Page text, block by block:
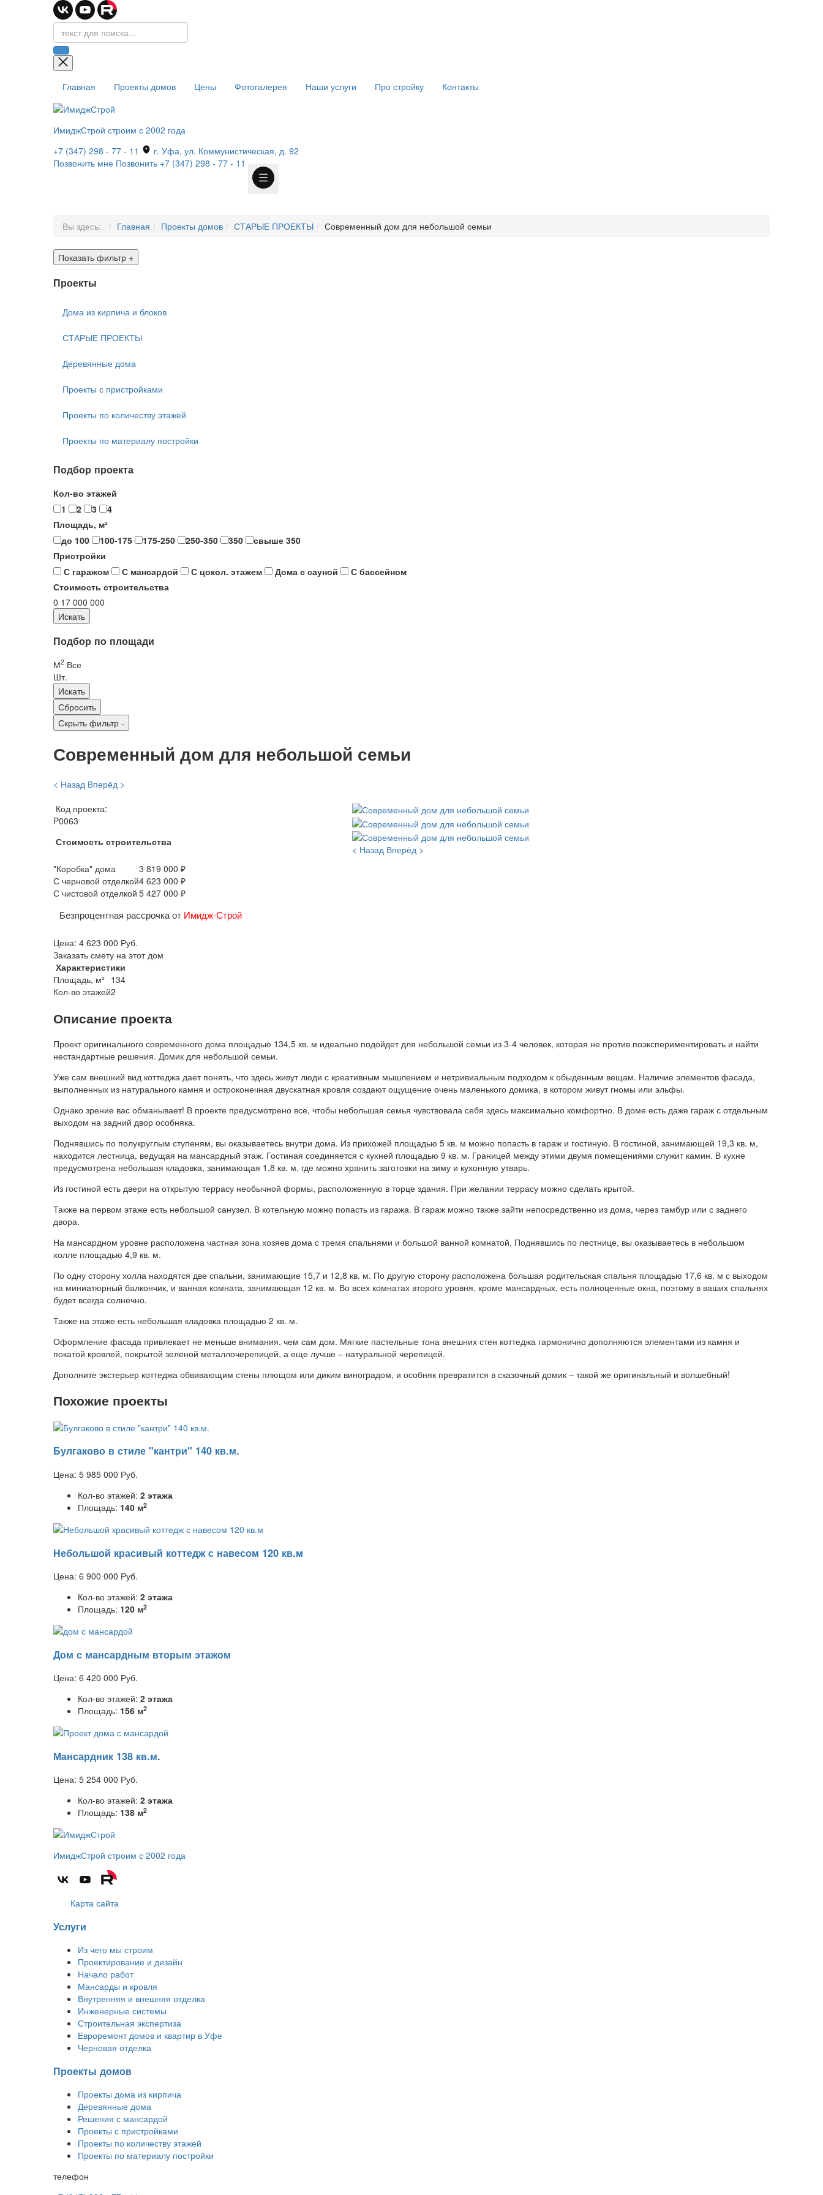
Главная Проекты домов Цены Фотогалерея Наши услуги Про стройку Контакты
ИмиджСтрой строим с 2002 года
+7 (347) 298 - 77 - 11
г. Уфа, ул. Коммунистическая, д. 92
Позвонить мне Позвонить +7 (347) 298 - 77 - 11
Вы здесь: Главная Проекты домов СТАРЫЕ ПРОЕКТЫ Современный дом для небольшой семьи
Показать фильтр +
Проекты
Дома из кирпича и блоков
СТАРЫЕ ПРОЕКТЫ
Деревянные дома
Проекты с пристройками
Проекты по количеству этажей
Проекты по материалу постройки
Подбор проекта
Кол-во этажей
1
2 3
4
Площадь, м²
до 100
100-175 175-250 250-350 350
свыше 350
Пристройки
С гаражом
С мансардой С цокол. этажем Дома с сауной
С бассейном
Стоимость строительства
0 17 000 000
Подбор по площади
М2 Все
Шт.
Скрыть фильтр -
Современный дом для небольшой семьи
< Назад Вперёд >
Код проекта:
P0063
Стоимость строительства
"Коробка" дома
3 819 000 ₽
С черновой отделкой4 623 000 ₽
С чистовой отделкой 5 427 000 ₽
Безпроцентная рассрочка от Имидж-Строй
Цена: 4 623 000 Руб.
Заказать смету на этот дом
Характеристики
Площадь, м² 134
Кол-во этажей2
< Назад Вперёд >
Описание проекта
Проект оригинального современного дома площадью 134,5 кв. м идеально подойдет для небольшой семьи из 3-4 человек, которая не против поэкспериментировать и найти
нестандартные решения. Домик для небольшой семьи.
Уже сам внешний вид коттеджа дает понять, что здесь живут люди с креативным мышлением и нетривиальным подходом к обыденным вещам. Наличие элементов фасада,
выполненных из натурального камня и остроконечная двускатная кровля создают ощущение очень маленького домика, в котором живут гномы или эльфы.
Однако зрение вас обманывает! В проекте предусмотрено все, чтобы небольшая семья чувствовала себя здесь максимально комфортно. В доме есть даже гараж с отдельным
выходом на задний двор особняка.
Поднявшись по полукруглым ступеням, вы оказываетесь внутри дома. Из прихожей площадью 5 кв. м можно попасть в гараж и гостиную. В гостиной, занимающей 19,3 кв. м,
находится лестница, ведущая на мансардный этаж. Гостиная соединяется с кухней площадью 9 кв. м. Границей между этими двумя помещениями служит камин. В кухне
предусмотрена небольшая кладовка, занимающая 1,8 кв. м, где можно хранить заготовки на зиму и кухонную утварь.
Из гостиной есть двери на открытую террасу необычной формы, расположенную в торце здания. При желании террасу можно сделать крытой.
Также на первом этаже есть небольшой санузел. В котельную можно попасть из гаража. В гараж можно также зайти непосредственно из дома, через тамбур или с заднего
двора.
На мансардном уровне расположена частная зона хозяев дома с тремя спальнями и большой ванной комнатой. Поднявшись по лестнице, вы оказываетесь в небольшом
холле площадью 4,9 кв. м.
По одну сторону холла находятся две спальни, занимающие 15,7 и 12,8 кв. м. По другую сторону расположена большая родительская спальня площадью 17,6 кв. м с выходом
на миниатюрный балкончик, и ванная комната, занимающая 12 кв. м. Во всех комнатах второго уровня, кроме мансардных, есть полноценные окна, поэтому в ваших спальнях
будет всегда солнечно.
Также на этаже есть небольшая кладовка площадью 2 кв. м.
Оформление фасада привлекает не меньше внимания, чем сам дом. Мягкие пастельные тона внешних стен коттеджа гармонично дополняются элементами из камня и
покатой кровлей, покрытой зеленой металлочерепицей, а еще лучше – натуральной черепицей.
Дополните экстерьер коттеджа обвивающим стены плющом или диким виноградом, и особняк превратится в сказочный домик – такой же оригинальный и волшебный!
Похожие проекты
Булгаково в стиле "кантри" 140 кв.м.
Цена: 5 985 000 Руб.
Кол-во этажей: 2 этажа
Площадь: 140 м2
Небольшой красивый коттедж с навесом 120 кв.м
Цена: 6 900 000 Руб.
Кол-во этажей: 2 этажа
Площадь: 120 м2
Дом с мансардным вторым этажом
Цена: 6 420 000 Руб.
Кол-во этажей: 2 этажа
Площадь: 156 м2
Мансардник 138 кв.м.
Цена: 5 254 000 Руб.
Кол-во этажей: 2 этажа
Площадь: 138 м2
ИмиджСтрой строим с 2002 года
Карта сайта
Услуги
Из чего мы строим
Проектирование и дизайн
Начало работ
Мансарды и кровля
Внутренняя и внешняя отделка
Инженерные системы
Строительная экспертиза
Евроремонт домов и квартир в Уфе
Черновая отделка
Проекты домов
Проекты дома из кирпича
Деревянные дома
Решения с мансардой
Проекты с пристройками
Проекты по количеству этажей
Проекты по материалу постройки
телефон